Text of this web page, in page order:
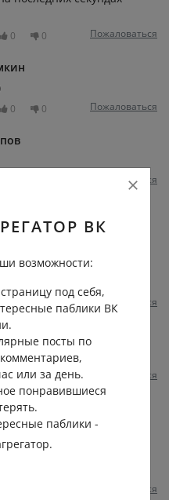
0 0 Пожаловаться
0 0 Пожаловаться
Пожаловаться
только один гол
или волевая победа
0 0 Пожаловаться
0 0 Пожаловаться
- ПОПРОБУЙТЕ
ПРОБИТЬ! Много таких
Пожаловаться
ВК
возможности:
под себя,
паблики ВК
посты по
или за день.
понравившиеся
паблики -